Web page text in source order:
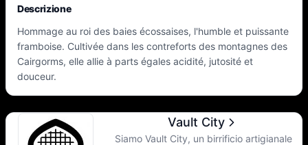
Descrizione
Hommage au roi des baies écossaises, l'humble et puissante
framboise. Cultivée dans les contreforts des montagnes des
Cairgorms, elle allie à parts égales acidité, jutosité et
douceur.
Vault City
Siamo Vault City, un birrificio artigianale